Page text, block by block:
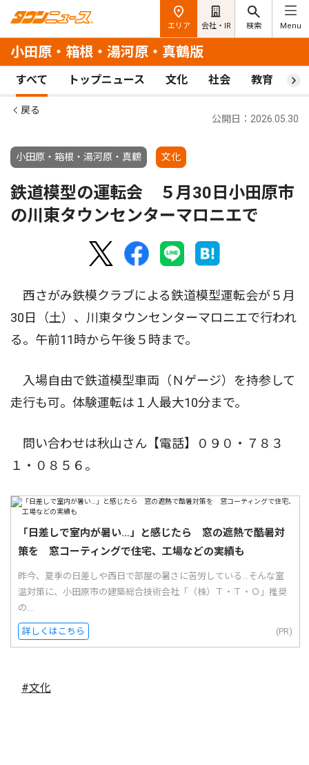
エリア 会社・IR 検索 Menu
小田原・箱根・湯河原・真鶴版
すべて トップニュース 文化 社会 教育 ス
戻る
小田原・箱根・湯河原・真鶴 文化
公開日：2026.05.30
鉄道模型の運転会 ５月30日小田原市
の川東タウンセンターマロニエで
西さがみ鉄模クラブによる鉄道模型運転会が５月
30日（土）、川東タウンセンターマロニエで行われ
る。午前11時から午後５時まで。
入場自由で鉄道模型車両（Ｎゲージ）を持参して
走行も可。体験運転は１人最大10分まで。
問い合わせは秋山さん【電話】０９０・７８３
１・０８５６。
「日差しで室内が暑い…」と感じたら 窓の遮熱で酷暑対
策を 窓コーティングで住宅、工場などの実績も
昨今、夏季の日差しや西日で部屋の暑さに苦労している...そんな室
温対策に、小田原市の建築総合技術会社「（株）Ｔ・Ｔ・Ｏ」推奨
の...
詳しくはこちら (PR)
#文化